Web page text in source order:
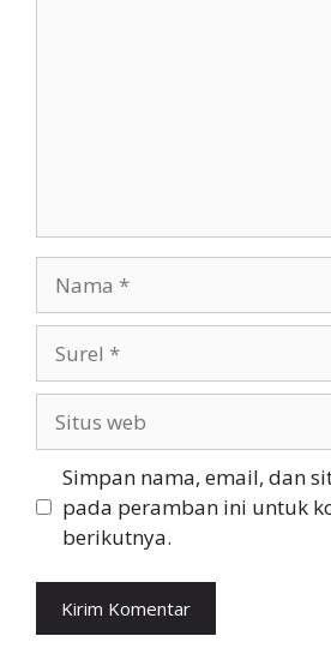
web
Simpan nama, email, dan
pada peramban ini untuk
berikutnya.